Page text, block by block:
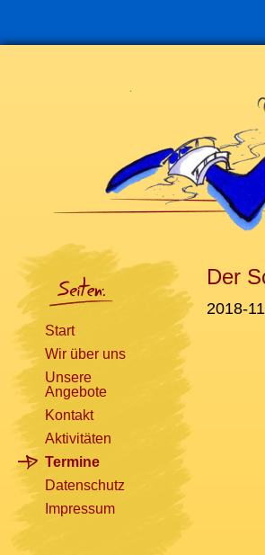
Der
2018-
Navigation
überspringen
Start
Wir über uns
Unsere
Angebote
Kontakt
Aktivitäten
Termine
Datenschutz
Impressum